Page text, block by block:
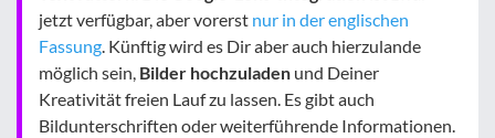
jetzt verfügbar, aber vorerst nur in der englischen
Fassung. Künftig wird es Dir aber auch hierzulande
möglich sein, Bilder hochzuladen und Deiner
Kreativität freien Lauf zu lassen. Es gibt auch
Bildunterschriften oder weiterführende Informationen.